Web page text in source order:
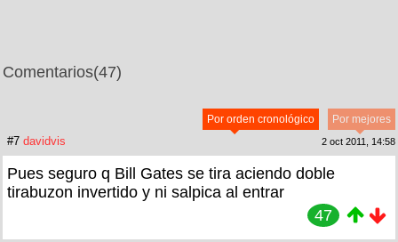
Comentarios(47)
Por mejores
Por orden cronológico
#7 davidvis 2 oct 2011, 14:58
Pues seguro q Bill Gates se tira aciendo doble
tirabuzon invertido y ni salpica al entrar
47